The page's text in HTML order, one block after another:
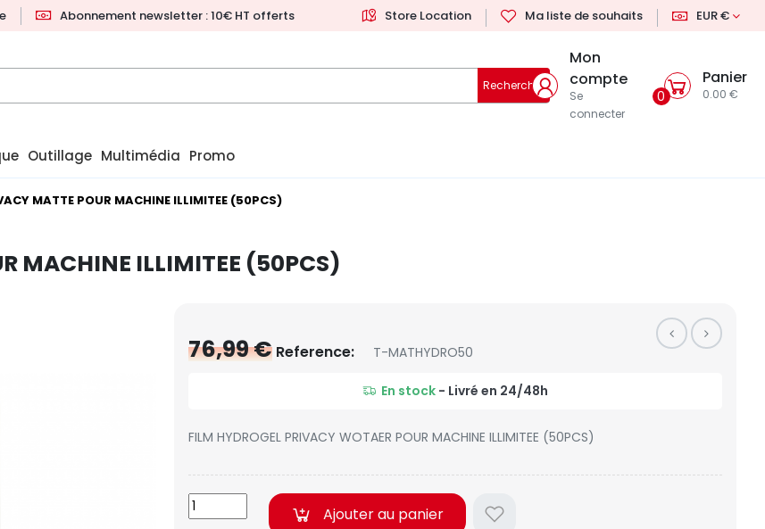
Abonnement newsletter : 10€ HT offerts Store Location Ma liste de souhaits EUR €
Rechercher
Mon
compte
Se
connecter
0
Panier
0.00 €
Outillage Multimédia Promo
MATTE POUR MACHINE ILLIMITEE (50PCS)
MACHINE ILLIMITEE (50PCS)
76,99 € Reference: T-MATHYDRO50
En stock - Livré en 24/48h
FILM HYDROGEL PRIVACY WOTAER POUR MACHINE ILLIMITEE (50PCS)
Ajouter au panier